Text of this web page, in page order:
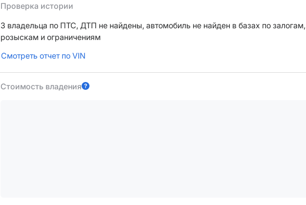
Проверка истории
3 владельца по ПТС, ДТП не найдены, автомобиль не найден в базах по залогам,
розыскам и ограничениям
Смотреть отчет по VIN
Стоимость владения